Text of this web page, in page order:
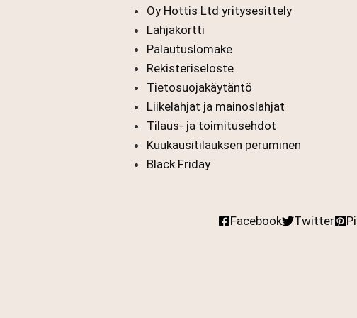
Oy Hottis Ltd yritysesittely
Lahjakortti
Palautuslomake
Rekisteriseloste
Tietosuojakäytäntö
Liikelahjat ja mainoslahjat
Tilaus- ja toimitusehdot
Kuukausitilauksen peruminen
Black Friday
Facebook Twitter